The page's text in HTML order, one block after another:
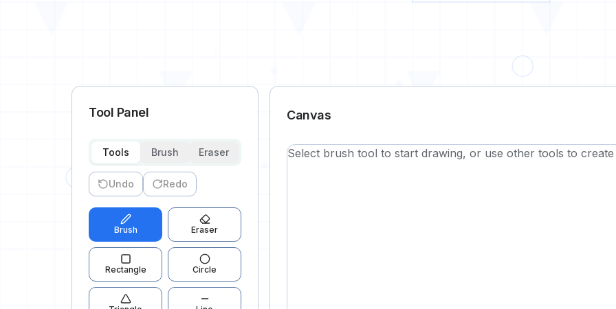
0
1
Tool Panel
Tools Brush Eraser
Undo Redo
Brush Eraser
Rectangle Circle
Canvas
Select brush tool to start drawing, or use other tools to create